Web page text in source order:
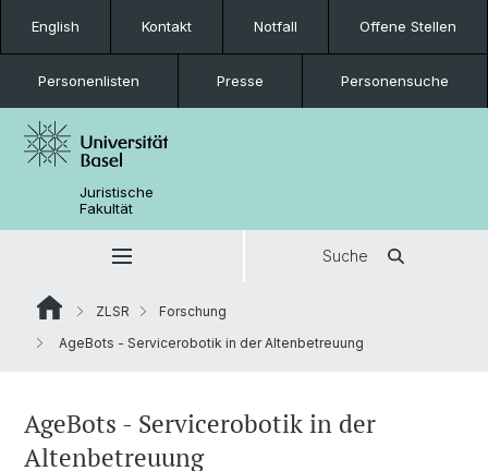
English Kontakt Notfall Offene Stellen
Personenlisten Presse Personensuche
Juristische
Fakultät
Suche
ZLSR
Forschung
AgeBots - Servicerobotik in der Altenbetreuung
AgeBots - Servicerobotik in der
Altenbetreuung